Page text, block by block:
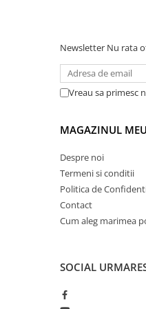
Newsletter Nu rata
Vreau sa primesc
MAGAZINUL MEU
Despre noi
Termeni si conditii
Politica de
Contact
Cum aleg marimea
SOCIAL